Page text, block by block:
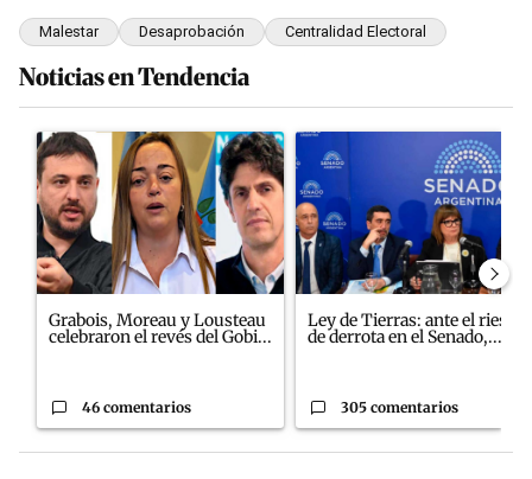
Malestar Desaprobación Centralidad Electoral
Noticias en Tendencia
Este listado muestra los artículos con más comentarios en los
Un artículo de tendencia con el título "Grabois, Moreau y
Grabois, Moreau y Lousteau
celebraron el revés del Gobi...
46 comentarios
Un artículo de tendencia con
Ley de Tierras: ante el riesgo
de derrota en el Senado,...
305 comentarios